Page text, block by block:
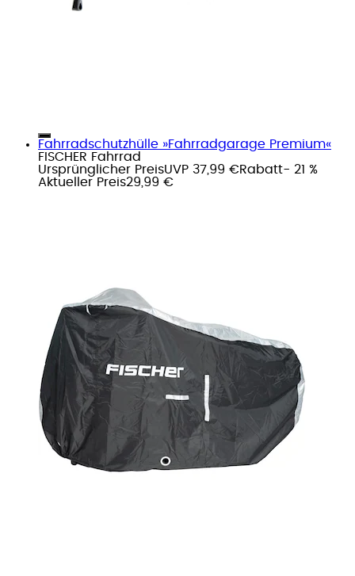
Fahrradschutzhülle »Fahrradgarage Premium«
FISCHER Fahrrad
Ursprünglicher PreisUVP 37,99 €Rabatt- 21 %
Aktueller Preis29,99 €